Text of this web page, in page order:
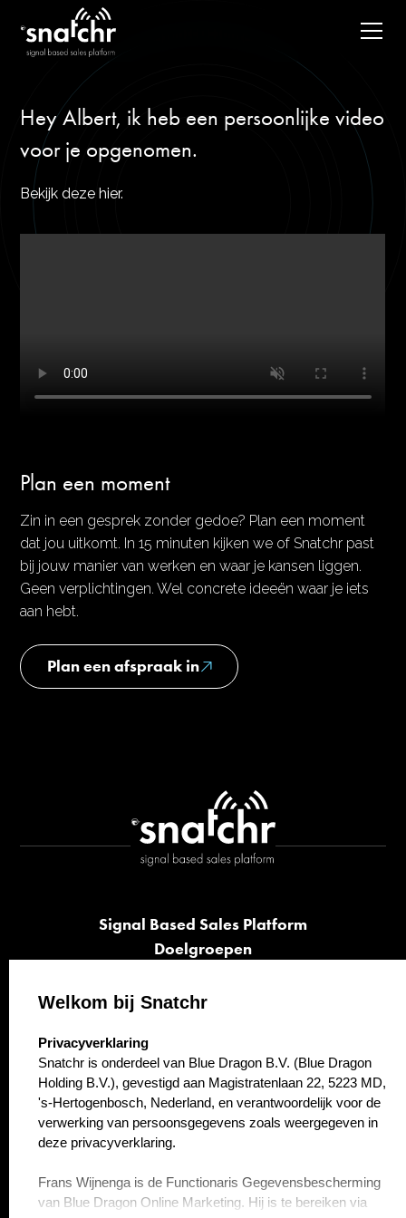
Hey Albert, ik heb een persoonlijke video
voor je opgenomen.
Bekijk deze hier.
Plan een moment
Zin in een gesprek zonder gedoe? Plan een moment
dat jou uitkomt. In 15 minuten kijken we of Snatchr past
bij jouw manier van werken en waar je kansen liggen.
Geen verplichtingen. Wel concrete ideeën waar je iets
aan hebt.
Plan een afspraak in
Signal Based Sales Platform
Doelgroepen
Opvolging
Over ons
Contact
Welkom bij Snatchr
select language
Privacyverklaring
Snatchr is onderdeel van Blue Dragon B.V. (Blue Dragon
Holding B.V.), gevestigd aan Magistratenlaan 22, 5223 MD,
's-Hertogenbosch, Nederland, en verantwoordelijk voor de
verwerking van persoonsgegevens zoals weergegeven in
deze privacyverklaring.
Frans Wijnenga is de Functionaris Gegevensbescherming
van Blue Dragon Online Marketing. Hij is te bereiken via